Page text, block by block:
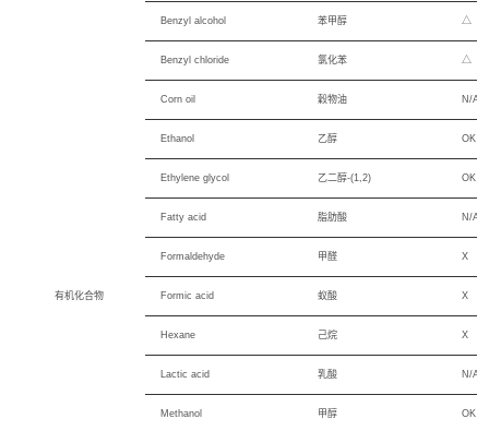
有机化合物
Benzyl alcohol 苯甲醇 △
Benzyl chloride 氯化苯 △
Corn oil 穀物油 N/A
Ethanol 乙醇 OK
Ethylene glycol 乙二醇-(1,2) OK
Fatty acid 脂肪酸 N/A
Formaldehyde 甲醛 X
Formic acid 蚁酸 X
Hexane 己烷 X
Lactic acid 乳酸 N/A
Methanol 甲醇 OK